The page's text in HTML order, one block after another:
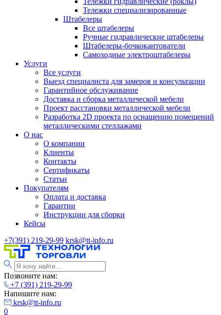
Тележки специализированные
Штабелеры
Все штабелеры
Ручные гидравлические штабелеры
Штабелеры-бочкокантователи
Самоходные электроштабелеры
Услуги
Все услуги
Выезд специалиста для замеров и консультации
Гарантийное обслуживание
Доставка и сборка металлической мебели
Проект расстановки металлической мебели
Разработка 2D проекта по оснащению помещений
металлическими стеллажами
О нас
О компании
Клиенты
Контакты
Сертификаты
Статьи
Покупателям
Оплата и доставка
Гарантии
Инструкции для сборки
Кейсы
+7(391) 219-29-99 krsk@tt-info.ru
Позвоните нам:
+7 (391) 219-29-99
Напишите нам:
krsk@tt-info.ru
0